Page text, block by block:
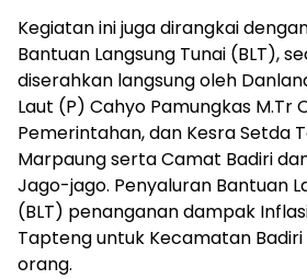
Kegiatan ini juga dirangkai
Bantuan Langsung Tunai (BLT),
diserahkan langsung oleh
Laut (P) Cahyo Pamungkas M.Tr
Pemerintahan, dan Kesra Setda
Marpaung serta Camat Badiri
Jago-jago. Penyaluran Bantuan
(BLT) penanganan dampak
Tapteng untuk Kecamatan Badiri
orang.